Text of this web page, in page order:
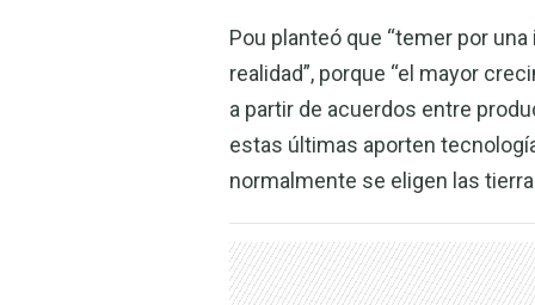
Pou planteó que “temer por
realidad”, porque “el mayor
a partir de acuerdos entre
estas últimas aporten
normalmente se eligen las